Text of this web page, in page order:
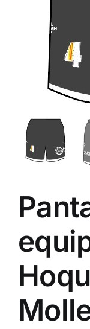
ALTAN QR
Sanitario
TRABAJOS
CATÁLOGOS